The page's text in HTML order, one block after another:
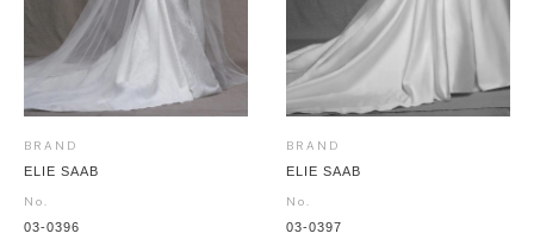
BRAND
ELIE SAAB
No.
03-0396
BRAND
ELIE SAAB
No.
03-0397